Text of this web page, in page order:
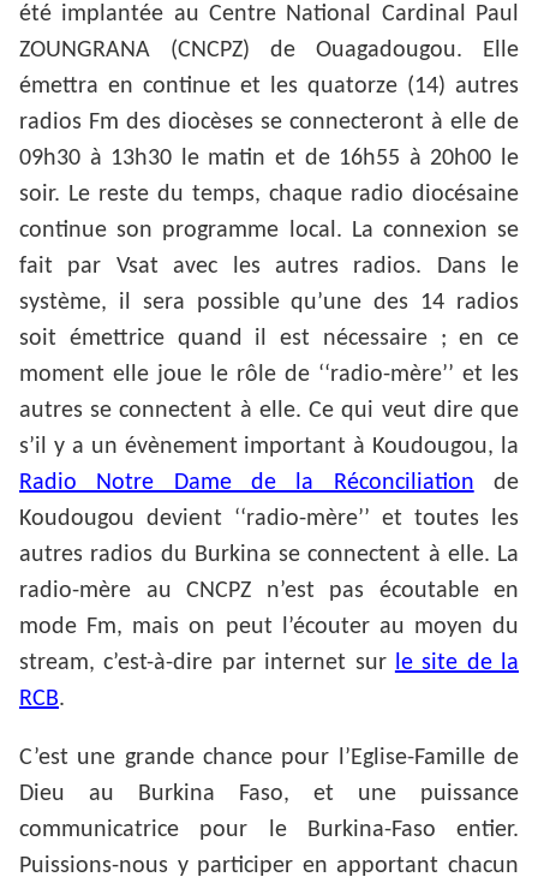
été implantée au Centre National Cardinal Paul
ZOUNGRANA (CNCPZ) de Ouagadougou. Elle
émettra en continue et les quatorze (14) autres
radios Fm des diocèses se connecteront à elle de
09h30 à 13h30 le matin et de 16h55 à 20h00 le
soir. Le reste du temps, chaque radio diocésaine
continue son programme local. La connexion se
fait par Vsat avec les autres radios. Dans le
système, il sera possible qu’une des 14 radios
soit émettrice quand il est nécessaire ; en ce
moment elle joue le rôle de ‘‘radio-mère’’ et les
autres se connectent à elle. Ce qui veut dire que
s’il y a un évènement important à Koudougou, la
Radio Notre Dame de la Réconciliation de
Koudougou devient ‘‘radio-mère’’ et toutes les
autres radios du Burkina se connectent à elle. La
radio-mère au CNCPZ n’est pas écoutable en
mode Fm, mais on peut l’écouter au moyen du
stream, c’est-à-dire par internet sur le site de la
RCB.
C’est une grande chance pour l’Eglise-Famille de
Dieu au Burkina Faso, et une puissance
communicatrice pour le Burkina-Faso entier.
Puissions-nous y participer en apportant chacun